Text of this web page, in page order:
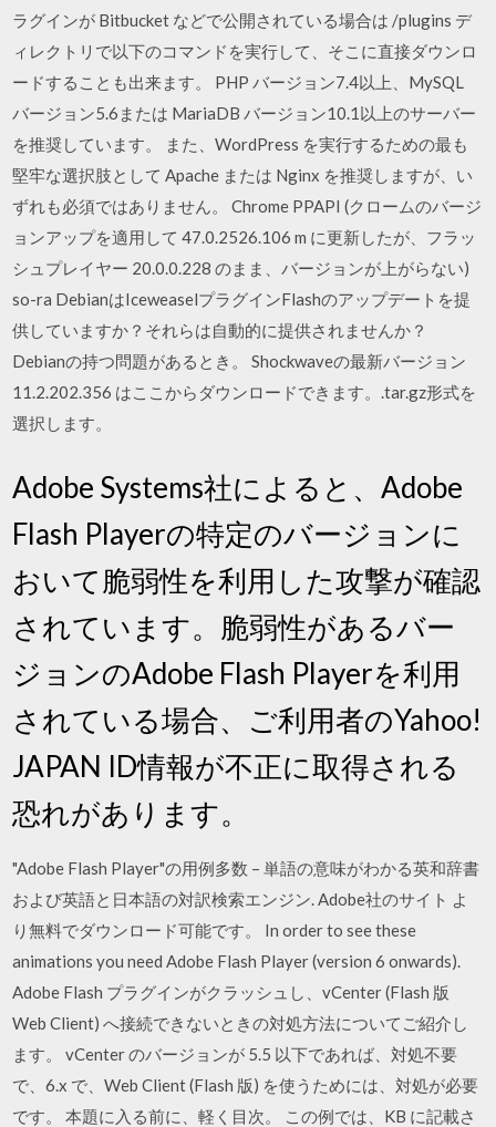
ラグインが Bitbucket などで公開されている場合は /plugins デ
ィレクトリで以下のコマンドを実行して、そこに直接ダウンロ
ードすることも出来ます。 PHP バージョン7.4以上、MySQL
バージョン5.6または MariaDB バージョン10.1以上のサーバー
を推奨しています。 また、WordPress を実行するための最も
堅牢な選択肢として Apache または Nginx を推奨しますが、い
ずれも必須ではありません。 Chrome PPAPI (クロームのバージ
ョンアップを適用して 47.0.2526.106 m に更新したが、フラッ
シュプレイヤー 20.0.0.228 のまま、バージョンが上がらない)
so-ra DebianはIceweaselプラグインFlashのアップデートを提
供していますか？それらは自動的に提供されませんか？
Debianの持つ問題があるとき。 Shockwaveの最新バージョン
11.2.202.356 はここからダウンロードできます。.tar.gz形式を
選択します。
Adobe Systems社によると、Adobe
Flash Playerの特定のバージョンに
おいて脆弱性を利用した攻撃が確認
されています。脆弱性があるバー
ジョンのAdobe Flash Playerを利用
されている場合、ご利用者のYahoo!
JAPAN ID情報が不正に取得される
恐れがあります。
"Adobe Flash Player"の用例多数 – 単語の意味がわかる英和辞書
および英語と日本語の対訳検索エンジン. Adobe社のサイト よ
り無料でダウンロード可能です。 In order to see these
animations you need Adobe Flash Player (version 6 onwards).
Adobe Flash プラグインがクラッシュし、vCenter (Flash 版
Web Client) へ接続できないときの対処方法についてご紹介し
ます。 vCenter のバージョンが 5.5 以下であれば、対処不要
で、6.x で、Web Client (Flash 版) を使うためには、対処が必要
です。 本題に入る前に、軽く目次。 この例では、KB に記載さ